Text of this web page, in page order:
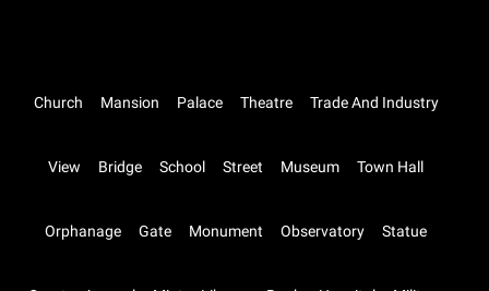
Church Mansion Palace Theatre Trade And Industry
View Bridge School Street Museum Town Hall
Orphanage Gate Monument Observatory Statue